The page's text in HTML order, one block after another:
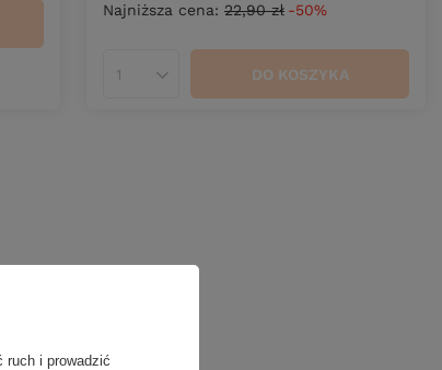
Najniższa cena: 22,90 zł -50%
Ilość produktów DO KOSZYKA
ruch i prowadzić